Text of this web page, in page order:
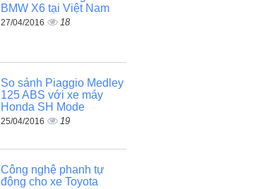
BMW X6 tại Việt Nam
27/04/2016 18
So sánh Piaggio Medley
125 ABS với xe máy
Honda SH Mode
25/04/2016 19
Công nghệ phanh tự
động cho xe Toyota